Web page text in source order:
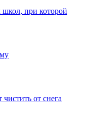
школ, при которой
от снега